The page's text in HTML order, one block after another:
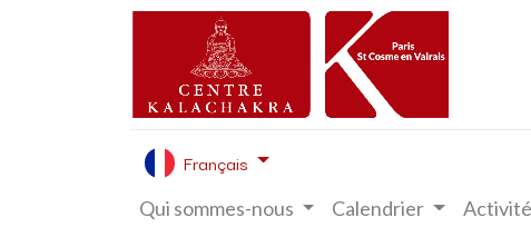
Français
Qui sommes-nous Calendrier